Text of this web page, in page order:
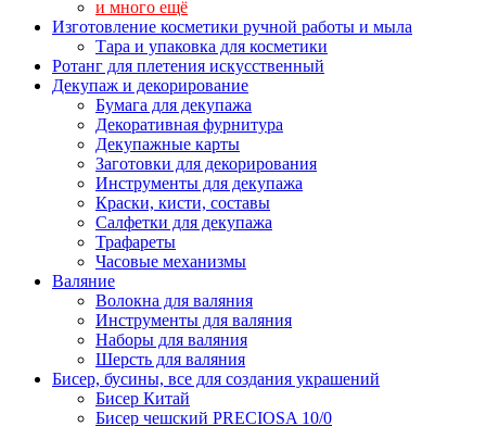
и много ещё
Изготовление косметики ручной работы и мыла
Тара и упаковка для косметики
Ротанг для плетения искусственный
Декупаж и декорирование
Бумага для декупажа
Декоративная фурнитура
Декупажные карты
Заготовки для декорирования
Инструменты для декупажа
Краски, кисти, составы
Салфетки для декупажа
Трафареты
Часовые механизмы
Валяние
Волокна для валяния
Инструменты для валяния
Наборы для валяния
Шерсть для валяния
Бисер, бусины, все для создания украшений
Бисер Китай
Бисер чешский PRECIOSA 10/0